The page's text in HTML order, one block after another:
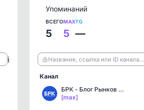
ℹ️
Упоминаний
ВСЕГО
5
MAX
5
TG
—
Название, ссылка или ID канала…
Канал
БРК - Блог Рынков Капита…
[max]